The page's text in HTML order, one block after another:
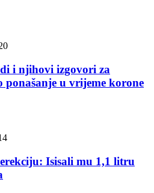
i njihovi izgovori za
ponašanje u vrijeme korone
Isisali mu 1,1 litru